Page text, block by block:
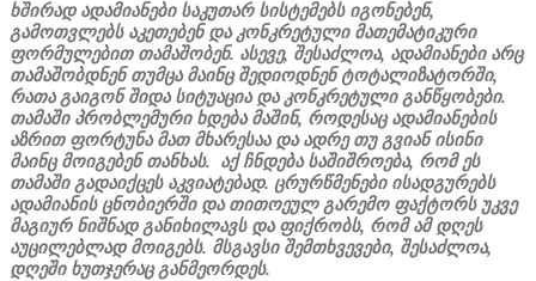
ხშირად ადამიანები საკუთარ სისტემებს იგონებენ,
გამოთვლებს აკეთებენ და კონკრეტული მათემატიკური
ფორმულებით თამაშობენ. ასევე, შესაძლოა, ადამიანები არც
თამაშობდნენ თუმცა მაინც შედიოდნენ ტოტალიზატორში,
რათა გაიგონ შიდა სიტუაცია და კონკრეტული განწყობები.
თამაში პრობლემური ხდება მაშინ, როდესაც ადამიანების
აზრით ფორტუნა მათ მხარესაა და ადრე თუ გვიან ისინი
მაინც მოიგებენ თანხას. აქ ჩნდება საშიშროება, რომ ეს
თამაში გადაიქცეს აკვიატებად. ცრურწმენები ისადგურებს
ადამიანის ცნობიერში და თითოეულ გარემო ფაქტორს უკვე
მაგიურ ნიშნად განიხილავს და ფიქრობს, რომ ამ დღეს
აუცილებლად მოიგებს. მსგავსი შემთხვევები, შესაძლოა,
დღეში ხუთჯერაც განმეორდეს.